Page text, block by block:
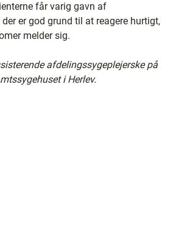
får varig gavn af
er god grund til at reagere hurtigt,
melder sig.
afdelingssygeplejerske på
i Herlev.